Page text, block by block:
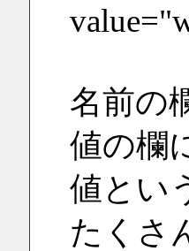
名前
値の欄
値とい
たくさ